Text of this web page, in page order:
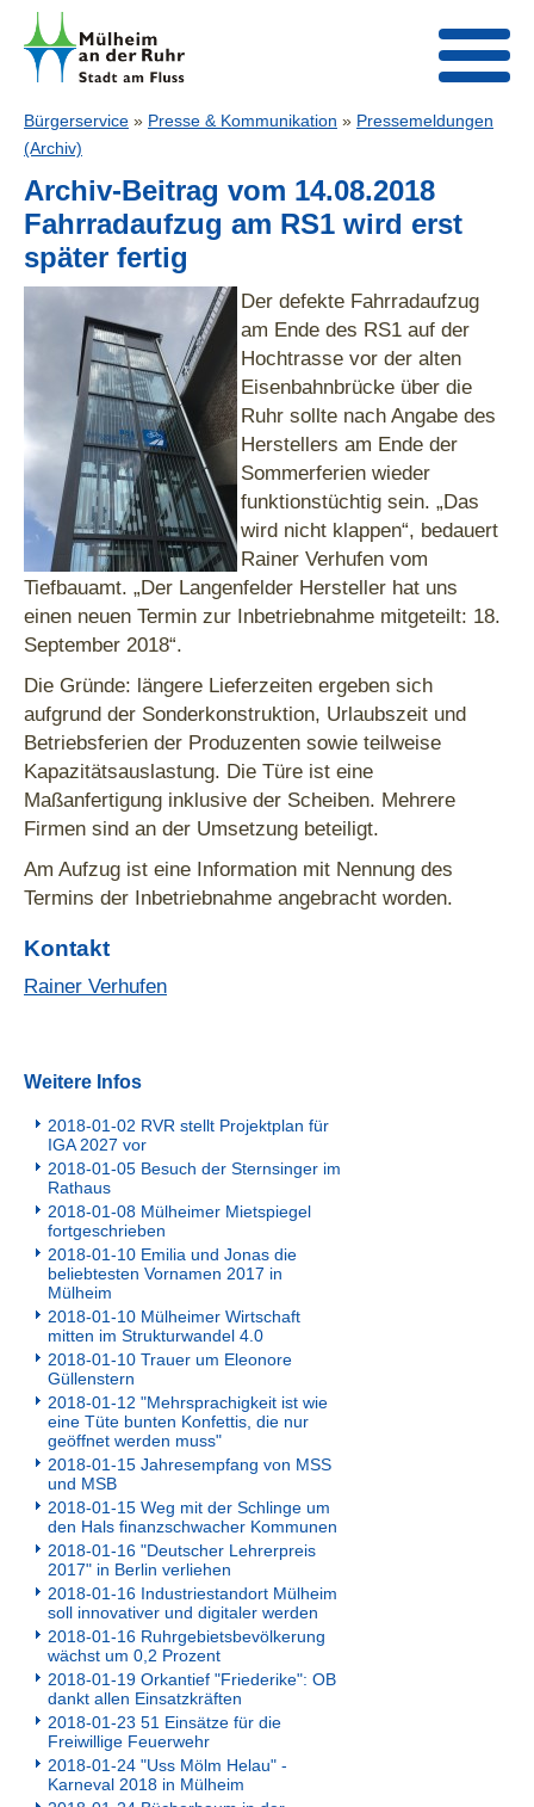
Bürgerservice » Presse & Kommunikation » Pressemeldungen
(Archiv)
Archiv-Beitrag vom 14.08.2018
Fahrradaufzug am RS1 wird erst
später fertig
Der defekte Fahrradaufzug
am Ende des RS1 auf der
Hochtrasse vor der alten
Eisenbahnbrücke über die
Ruhr sollte nach Angabe des
Herstellers am Ende der
Sommerferien wieder
funktionstüchtig sein. „Das
wird nicht klappen“, bedauert
Rainer Verhufen vom
Tiefbauamt. „Der Langenfelder Hersteller hat uns
einen neuen Termin zur Inbetriebnahme mitgeteilt: 18.
September 2018“.
Die Gründe: längere Lieferzeiten ergeben sich
aufgrund der Sonderkonstruktion, Urlaubszeit und
Betriebsferien der Produzenten sowie teilweise
Kapazitätsauslastung. Die Türe ist eine
Maßanfertigung inklusive der Scheiben. Mehrere
Firmen sind an der Umsetzung beteiligt.
Am Aufzug ist eine Information mit Nennung des
Termins der Inbetriebnahme angebracht worden.
Kontakt
Rainer Verhufen
Weitere Infos
2018-01-02 RVR stellt Projektplan für
IGA 2027 vor
2018-01-05 Besuch der Sternsinger im
Rathaus
2018-01-08 Mülheimer Mietspiegel
fortgeschrieben
2018-01-10 Emilia und Jonas die
beliebtesten Vornamen 2017 in
Mülheim
2018-01-10 Mülheimer Wirtschaft
mitten im Strukturwandel 4.0
2018-01-10 Trauer um Eleonore
Güllenstern
2018-01-12 "Mehrsprachigkeit ist wie
eine Tüte bunten Konfettis, die nur
geöffnet werden muss"
2018-01-15 Jahresempfang von MSS
und MSB
2018-01-15 Weg mit der Schlinge um
den Hals finanzschwacher Kommunen
2018-01-16 "Deutscher Lehrerpreis
2017" in Berlin verliehen
2018-01-16 Industriestandort Mülheim
soll innovativer und digitaler werden
2018-01-16 Ruhrgebietsbevölkerung
wächst um 0,2 Prozent
2018-01-19 Orkantief "Friederike": OB
dankt allen Einsatzkräften
2018-01-23 51 Einsätze für die
Freiwillige Feuerwehr
2018-01-24 "Uss Mölm Helau" -
Karneval 2018 in Mülheim